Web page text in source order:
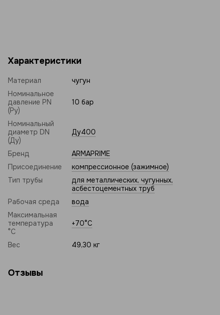
Характеристики
Материал
чугун
Номинальное
давление PN
(Ру)
10 бар
Номинальный
диаметр DN
(Ду)
Ду400
Бренд
ARMAPRIME
Присоединение
компрессионное (зажимное)
Тип трубы
для металлических, чугунных,
асбестоцементных труб
Рабочая среда
вода
Максимальная
температура
°C
+70°C
Вес 49,30 кг
Отзывы